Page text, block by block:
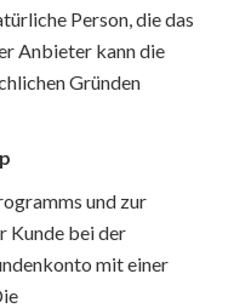
Person, die das
Anbieter kann die
Gründen
und zur
Kunde bei der
mit einer